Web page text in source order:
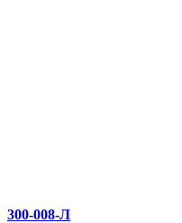
300-008-Л